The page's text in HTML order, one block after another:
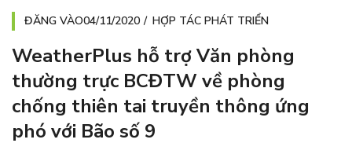
ĐĂNG VÀO04/11/2020 HỢP TÁC PHÁT TRIỂN
WeatherPlus hỗ trợ Văn phòng
thường trực BCĐTW về phòng
chống thiên tai truyền thông ứng
phó với Bão số 9